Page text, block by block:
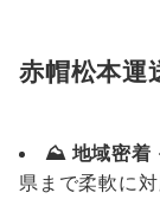
赤帽松本運
⛰️ 地域密着
県まで柔軟に対